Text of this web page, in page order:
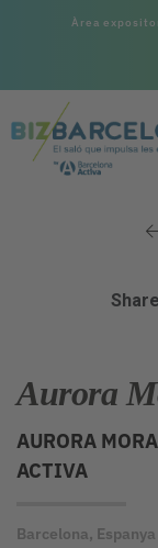
Àrea
Aurora
AURORA
ACTIVA
Barcelona, Espanya